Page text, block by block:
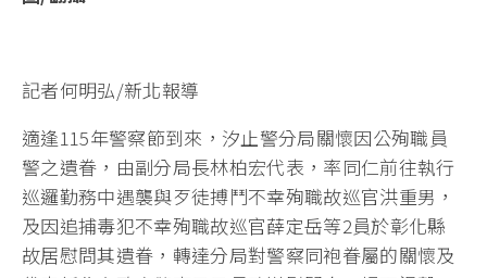
記者何明弘/新北報導
適逢115年警察節到來，汐止警分局關懷因公殉職員
警之遺眷，由副分局長林柏宏代表，率同仁前往執行
巡邏勤務中遇襲與歹徒搏鬥不幸殉職故巡官洪重男，
及因追捕毒犯不幸殉職故巡官薛定岳等2員於彰化縣
故居慰問其遺眷，轉達分局對警察同袍眷屬的關懷及